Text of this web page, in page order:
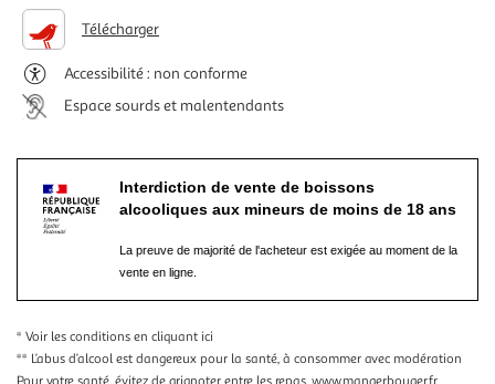
Télécharger
Accessibilité : non conforme
Espace sourds et malentendants
Interdiction de vente de boissons
alcooliques aux mineurs de moins de 18 ans
La preuve de majorité de l'acheteur est exigée au moment de la
vente en ligne.
* Voir les conditions en cliquant ici
** L’abus d’alcool est dangereux pour la santé, à consommer avec modération